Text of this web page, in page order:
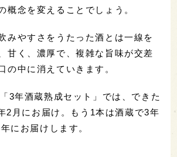
概念を変えることでしょう。
みやすさをうたった酒とは一線を
甘く、濃厚で、複雑な旨味が交差
の中に消えていきます。
3年酒蔵熟成セット」では、できた
2月にお届け。もう1本は酒蔵で3年
にお届けします。